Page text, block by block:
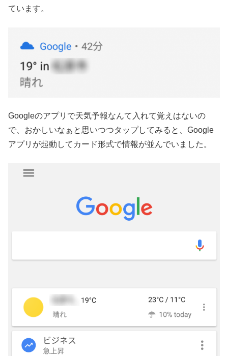
ています。
Googleのアプリで天気予報なんて入れて覚えはないの
で、おかしいなぁと思いつつタップしてみると、Google
アプリが起動してカード形式で情報が並んでいました。